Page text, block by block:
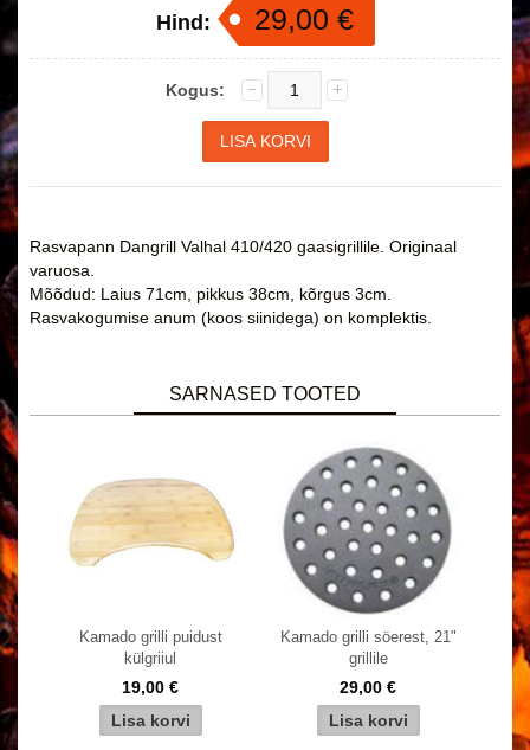
Hind: 29,00 €
Kogus:
Rasvapann Dangrill Valhal 410/420 gaasigrillile. Originaal
varuosa.
Mõõdud: Laius 71cm, pikkus 38cm, kõrgus 3cm.
Rasvakogumise anum (koos siinidega) on komplektis.
SARNASED TOOTED
Kamado grilli puidust
külgriiul
19,00 €
Kamado grilli söerest, 21"
grillile
29,00 €